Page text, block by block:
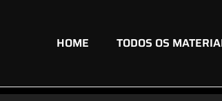
HOME TODOS OS